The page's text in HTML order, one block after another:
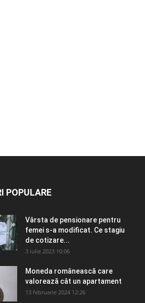
POPULARE
Vârsta de pensionare pentru
femei s-a modificat. Ce stagiu
de cotizare...
3 iulie 2023 10:06
Moneda românească care
valorează cât un apartament
13 februarie 2024 12:26